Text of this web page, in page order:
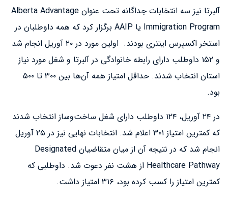
آلبرتا نیز سه انتخابات جداگانه تحت عنوان Alberta Advantage
Immigration Program یا AAIP برگزار کرد که همه داوطلبان در
استخر اکسپرس اینتری بودند. اولین مورد در ۲۰ آوریل انجام شد
و ۱۵۲ داوطلب دارای رابطه خانوادگی در آلبرتا و شغل مورد نیاز
استان انتخاب شدند. حداقل امتیاز همه آن‌ها بین ۳۰۰ تا ۵۰۰
بود.
در ۲۴ آوریل، ۱۲۴ داوطلب دارای شغل ساخت‌وساز انتخاب شدند
که کمترین امتیاز ۳۰۱ اعلام شد. انتخابات نهایی نیز در ۲۵ آوریل
انجام شد که در نتیجه آن از میان متقاضیان Designated
Healthcare Pathway از هشت نفر دعوت شد. داوطلبی که
کمترین امتیاز را کسب کرده بود، ۳۱۶ امتیاز داشت.